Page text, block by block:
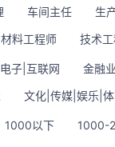
车间主任 生
材料工程师 技术
子|互联网 金融业
文化|传媒|娱乐|
1000以下 1000-